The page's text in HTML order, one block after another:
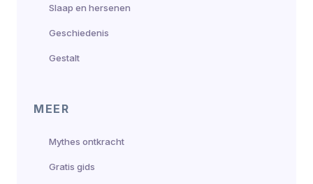
Slaap en hersenen
Geschiedenis
Gestalt
MEER
Mythes ontkracht
Gratis gids